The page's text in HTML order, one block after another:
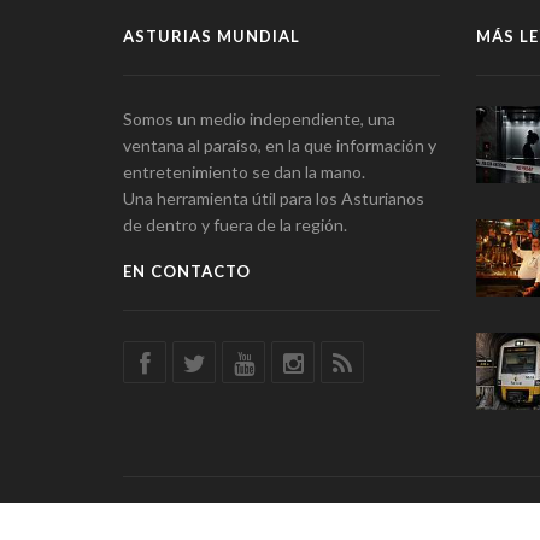
ASTURIAS MUNDIAL
Somos un medio independiente, una
ventana al paraíso, en la que información y
entretenimiento se dan la mano.
Una herramienta útil para los Asturianos
de dentro y fuera de la región.
EN CONTACTO
MÁS